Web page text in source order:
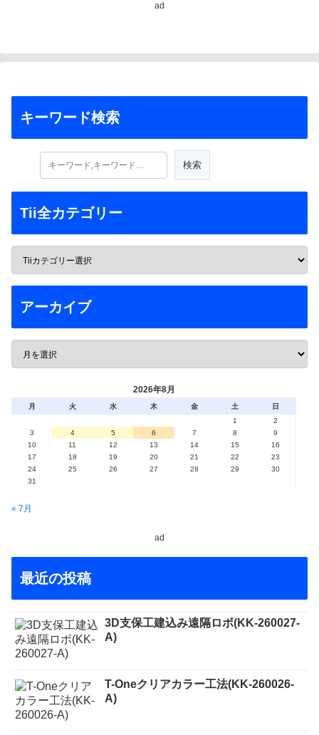
ad
キーワード検索
Tii全カテゴリー
アーカイブ
2026年8月
月 火 水 木 金 土
日
1
2
3
4 5 6 7 8
9
10
11 12 13 14 15
16
17
18 19 20 21 22
23
24
25 26 27 28 29
30
31
« 7月
ad
最近の投稿
3D支保工建込み遠隔ロボ(KK-260027-
A)
T-Oneクリアカラー工法(KK-260026-
A)